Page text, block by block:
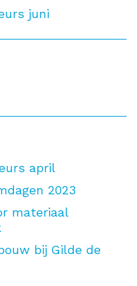
juni
april
2023
materiaal
bij Gilde de